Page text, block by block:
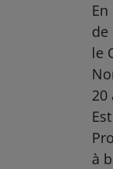
de
le
20
à